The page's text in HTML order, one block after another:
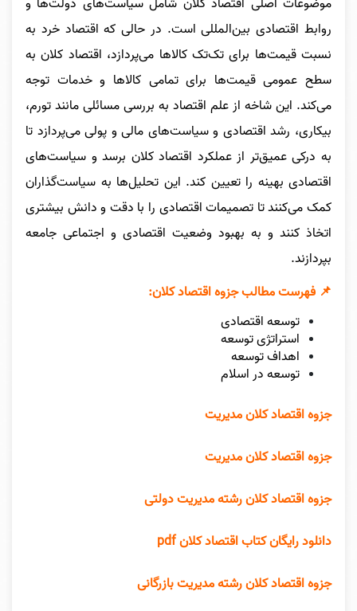
روابط اقتصادی بین‌المللی است. در حالی که اقتصاد خرد به
نسبت قیمت‌ها برای تک‌تک کالاها می‌پردازد، اقتصاد کلان به
سطح عمومی قیمت‌ها برای تمامی کالاها و خدمات توجه
می‌کند. این شاخه از علم اقتصاد به بررسی مسائلی مانند تورم،
بیکاری، رشد اقتصادی و سیاست‌های مالی و پولی می‌پردازد تا
به درکی عمیق‌تر از عملکرد اقتصاد کلان برسد و سیاست‌های
اقتصادی بهینه را تعیین کند. این تحلیل‌ها به سیاست‌گذاران
کمک می‌کنند تا تصمیمات اقتصادی را با دقت و دانش بیشتری
اتخاذ کنند و به بهبود وضعیت اقتصادی و اجتماعی جامعه
بپردازند.
📌 فهرست مطالب جزوه اقتصاد کلان:
توسعه اقتصادی
استراتژی توسعه
اهداف توسعه
توسعه در اسلام
جزوه اقتصاد کلان مدیریت
جزوه اقتصاد کلان مدیریت
جزوه اقتصاد کلان رشته مدیریت دولتی
دانلود رایگان کتاب اقتصاد کلان pdf
جزوه اقتصاد کلان رشته مدیریت بازرگانی